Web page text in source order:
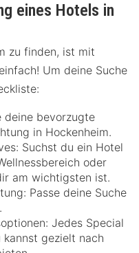
eines Hotels in
zu finden, ist mit
Um deine Suche
deine bevorzugte
in Hockenheim.
Suchst du ein Hotel
oder
am wichtigsten ist.
Passe deine Suche
Jedes Special
gezielt nach